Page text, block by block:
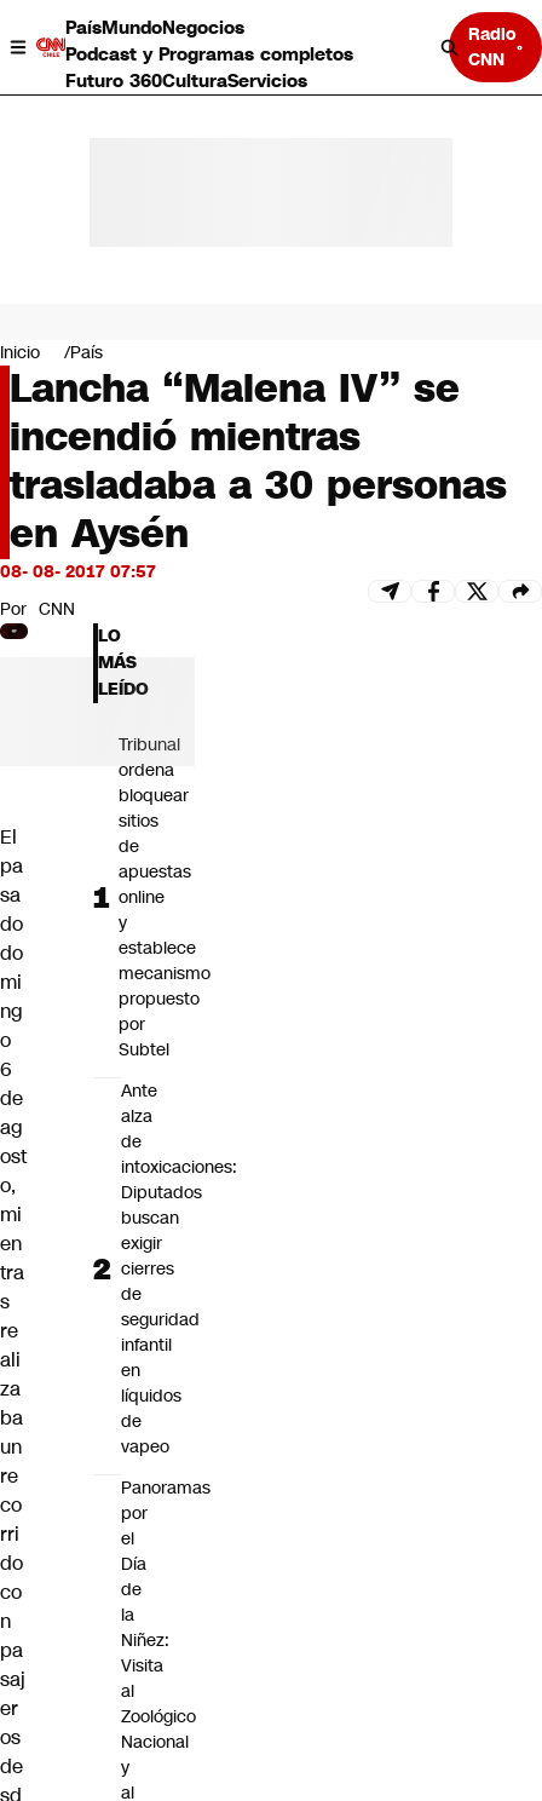
PaísMundoNegocios
Podcast y Programas completos
Futuro 360CulturaServicios
Radio
CNN
Negocios
Deportes
Programas completos
Cultura
Servicios
Bits
CNN tiempo
Futuro 360
Inicio País
Lancha “Malena IV” se
incendió mientras
trasladaba a 30 personas
en Aysén
08- 08- 2017 07:57
Por CNN
El
pa
sa
do
do
mi
ng
o
6
de
ag
ost
o,
mi
en
tra
s
re
ali
za
ba
un
re
co
rri
do
co
n
pa
saj
er
os
de
sd
LO
MÁS
LEÍDO
Tribunal
ordena
bloquear
sitios
de
apuestas
online
y
establece
mecanismo
propuesto
por
Subtel
Ante
alza
de
intoxicaciones:
Diputados
buscan
exigir
cierres
de
seguridad
infantil
en
líquidos
de
vapeo
Panoramas
por
el
Día
de
la
Niñez:
Visita
al
Zoológico
Nacional
y
al